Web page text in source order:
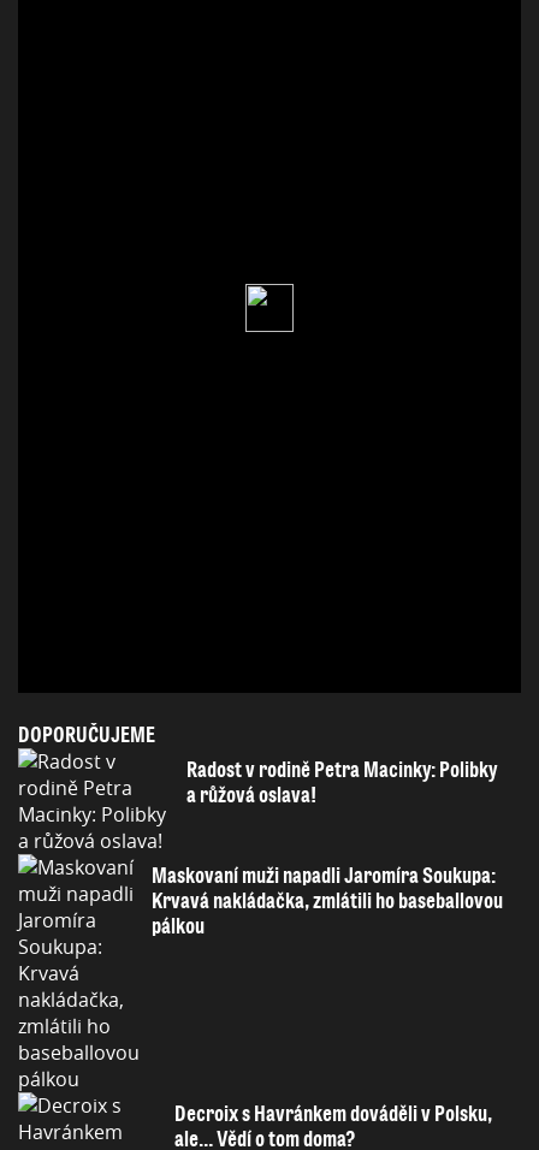
DOPORUČUJEME
Radost v rodině Petra Macinky: Polibky
a růžová oslava!
Maskovaní muži napadli Jaromíra Soukupa:
Krvavá nakládačka, zmlátili ho baseballovou
pálkou
Decroix s Havránkem dováděli v Polsku,
ale… Vědí o tom doma?